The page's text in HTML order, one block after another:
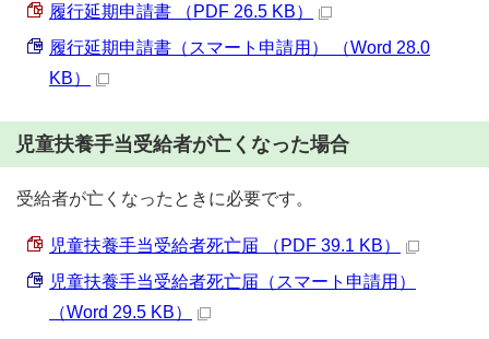
履行延期申請書 （PDF 26.5 KB）
履行延期申請書（スマート申請用） （Word 28.0
KB）
児童扶養手当受給者が亡くなった場合
受給者が亡くなったときに必要です。
児童扶養手当受給者死亡届 （PDF 39.1 KB）
児童扶養手当受給者死亡届（スマート申請用）
（Word 29.5 KB）